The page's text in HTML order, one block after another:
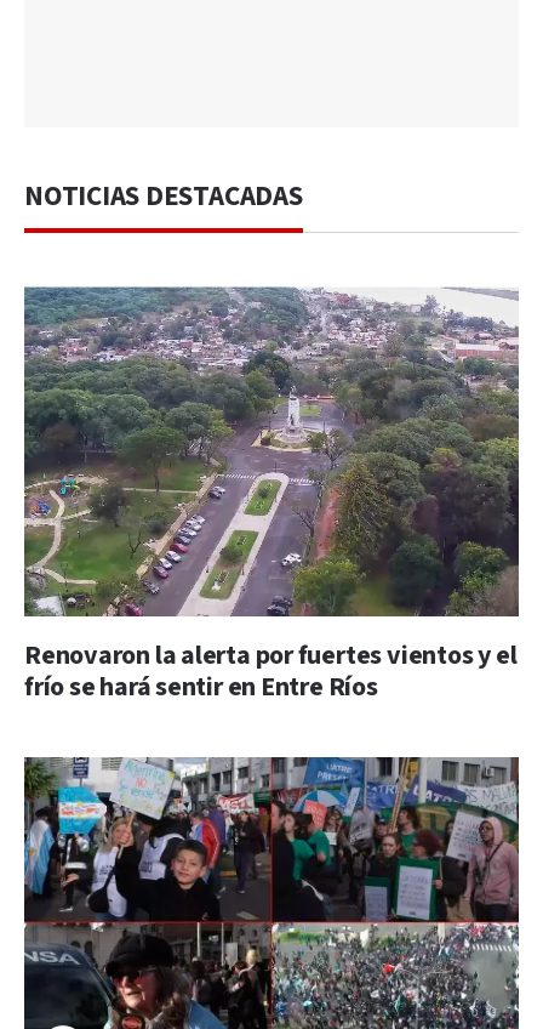
NOTICIAS DESTACADAS
Renovaron la alerta por fuertes vientos y el
frío se hará sentir en Entre Ríos